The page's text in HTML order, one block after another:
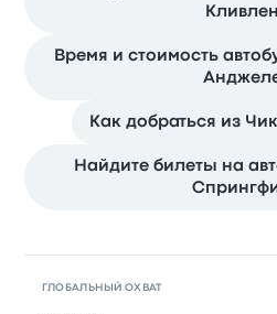
Время и стоимость
Как добраться из
Найдите билеты на
ГЛОБАЛЬНЫЙ ОХВАТ